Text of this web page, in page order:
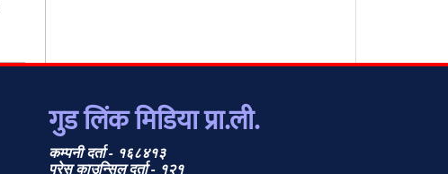
गुड लिंक मिडिया प्रा.ली.
कम्पनी दर्ता - १६८४१३
प्रेस काउन्सिल दर्ता - १२१